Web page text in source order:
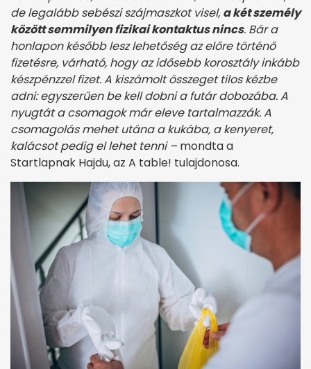
de legalább sebészi szájmaszkot visel, a két személy
között semmilyen fizikai kontaktus nincs. Bár a
honlapon később lesz lehetőség az előre történő
fizetésre, várható, hogy az idősebb korosztály inkább
készpénzzel fizet. A kiszámolt összeget tilos kézbe
adni: egyszerűen be kell dobni a futár dobozába. A
nyugtát a csomagok már eleve tartalmazzák. A
csomagolás mehet utána a kukába, a kenyeret,
kalácsot pedig el lehet tenni– mondta a
Startlapnak Hajdu, az A table! tulajdonosa.